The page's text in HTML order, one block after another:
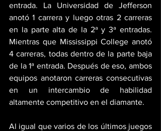
entrada. La Universidad de Jefferson
anotó 1 carrera y luego otras 2 carreras
en la parte alta de la 2ª y 3ª entradas.
Mientras que Mississippi College anotó
4 carreras, todas dentro de la parte baja
de la 1ª entrada. Después de eso, ambos
equipos anotaron carreras consecutivas
en un intercambio de habilidad
altamente competitivo en el diamante.
Al igual que varios de los últimos juegos